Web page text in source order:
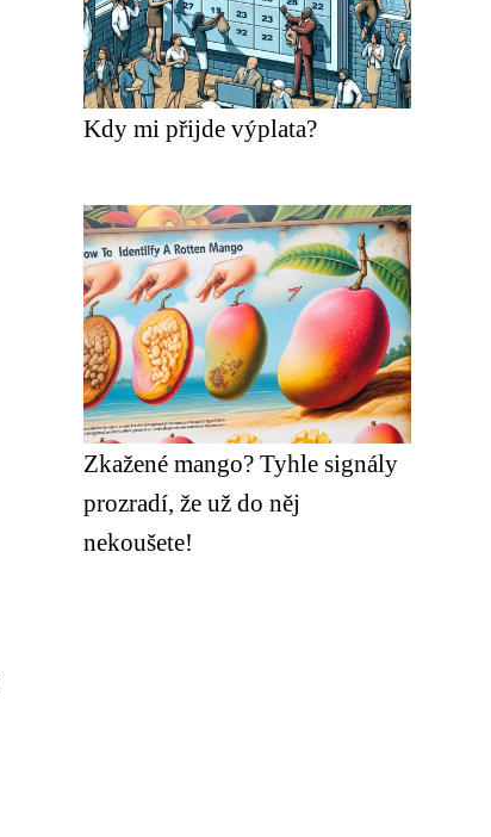
Kdy mi přijde výplata?
Zkažené mango? Tyhle signály
prozradí, že už do něj
nekoušete!